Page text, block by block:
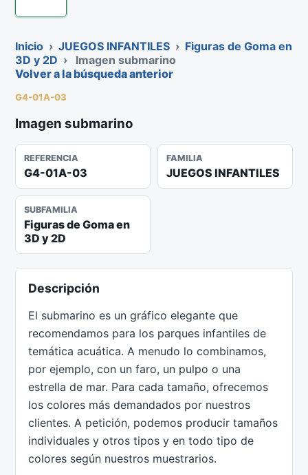
Inicio › JUEGOS INFANTILES › Figuras de Goma en
3D y 2D ›
Imagen submarino
Volver a la búsqueda anterior
G4-01A-03
Imagen submarino
REFERENCIA
G4-01A-03
FAMILIA
JUEGOS INFANTILES
SUBFAMILIA
Figuras de Goma en
3D y 2D
Descripción
El submarino es un gráfico elegante que
recomendamos para los parques infantiles de
temática acuática. A menudo lo combinamos,
por ejemplo, con un faro, un pulpo o una
estrella de mar. Para cada tamaño, ofrecemos
los colores más demandados por nuestros
clientes. A petición, podemos producir tamaños
individuales y otros tipos y en todo tipo de
colores según nuestros muestrarios.